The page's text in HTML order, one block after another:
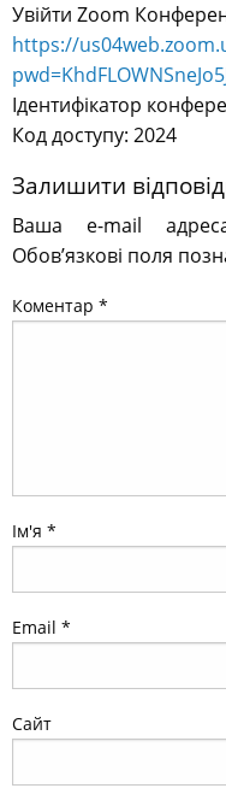
Увійти Zoom
https://
Ідентифікатор
Код доступу: 2024
Залишити
Ваша e-mail
Обов’язкові поля
Коментар *
Ім'я *
Email *
Сайт